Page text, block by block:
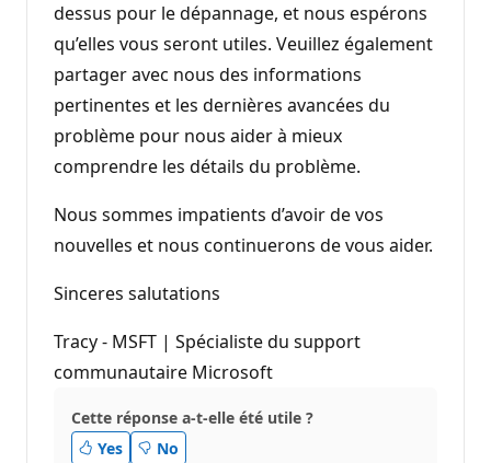
dessus pour le dépannage, et nous espérons
qu’elles vous seront utiles. Veuillez également
partager avec nous des informations
pertinentes et les dernières avancées du
problème pour nous aider à mieux
comprendre les détails du problème.
Nous sommes impatients d’avoir de vos
nouvelles et nous continuerons de vous aider.
Sinceres salutations
Tracy - MSFT | Spécialiste du support
communautaire Microsoft
Cette réponse a-t-elle été utile ?
Yes
No